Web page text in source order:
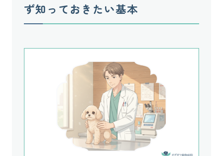
ず知っておきたい基本